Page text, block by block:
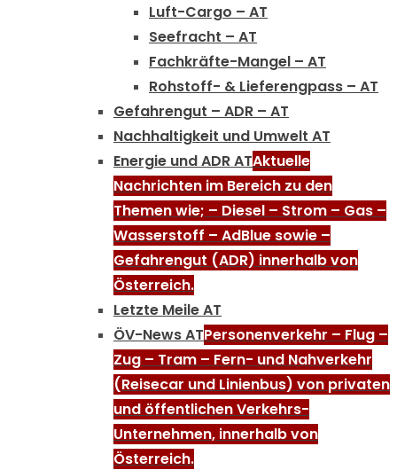
Luft-Cargo – AT
Seefracht – AT
Fachkräfte-Mangel – AT
Rohstoff- & Lieferengpass – AT
Gefahrengut – ADR – AT
Nachhaltigkeit und Umwelt AT
Energie und ADR ATAktuelle
Nachrichten im Bereich zu den
Themen wie; – Diesel – Strom – Gas –
Wasserstoff – AdBlue sowie –
Gefahrengut (ADR) innerhalb von
Österreich.
Letzte Meile AT
ÖV-News ATPersonenverkehr – Flug –
Zug – Tram – Fern- und Nahverkehr
(Reisecar und Linienbus) von privaten
und öffentlichen Verkehrs-
Unternehmen, innerhalb von
Österreich.